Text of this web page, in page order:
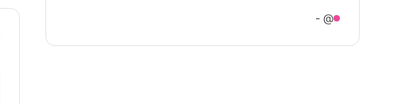
@ -